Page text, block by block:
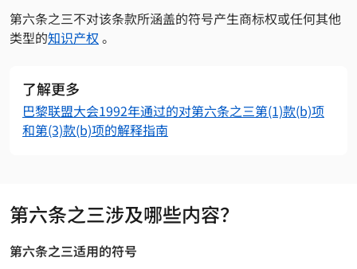
第六条之三不对该条款所涵盖的符号产生商标权或任何其他
类型的知识产权 。
了解更多
巴黎联盟大会1992年通过的对第六条之三第(1)款(b)项
和第(3)款(b)项的解释指南
第六条之三涉及哪些内容？
第六条之三适用的符号